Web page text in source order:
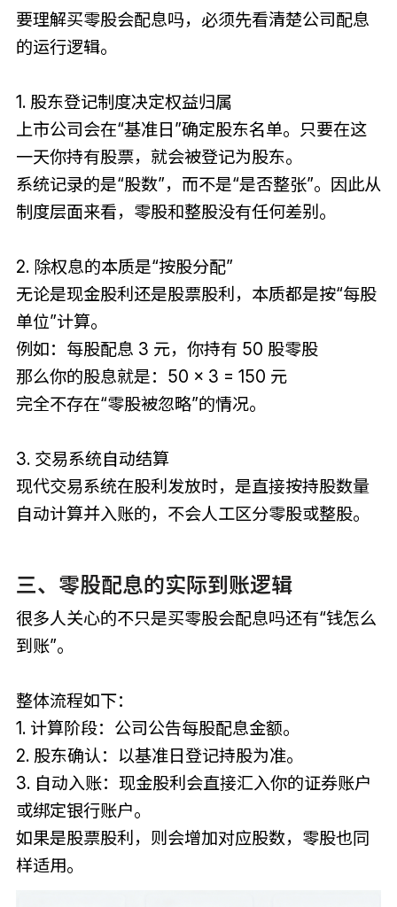
要理解买零股会配息吗，必须先看清楚公司配息
的运行逻辑。
1. 股东登记制度决定权益归属
上市公司会在“基准日”确定股东名单。只要在这
一天你持有股票，就会被登记为股东。
系统记录的是“股数”，而不是“是否整张”。因此从
制度层面来看，零股和整股没有任何差别。
2. 除权息的本质是“按股分配”
无论是现金股利还是股票股利，本质都是按“每股
单位”计算。
例如：每股配息 3 元，你持有 50 股零股
那么你的股息就是：50 × 3 = 150 元
完全不存在“零股被忽略”的情况。
3. 交易系统自动结算
现代交易系统在股利发放时，是直接按持股数量
自动计算并入账的，不会人工区分零股或整股。
三、零股配息的实际到账逻辑
很多人关心的不只是买零股会配息吗还有“钱怎么
到账”。
整体流程如下：
1. 计算阶段：公司公告每股配息金额。
2. 股东确认：以基准日登记持股为准。
3. 自动入账：现金股利会直接汇入你的证券账户
或绑定银行账户。
如果是股票股利，则会增加对应股数，零股也同
样适用。